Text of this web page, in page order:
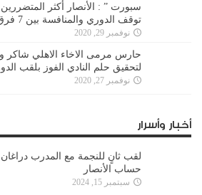
سبورت ” : الأنصار أكثر
توقف الدوري والمنافسة بين 7 فرق
نوفمبر 29, 2020
حارس مرمى الاخاء الاهلي شاكر
لتحقيق حلم النادي الفوز بلقب
نوفمبر 27, 2020
أخبار وأسرار
لقب ثانٍ للنجمة مع المدرب
حساب الأنصار
سبتمبر 15, 2024